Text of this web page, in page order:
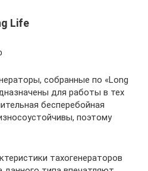
Life
собранные по «Long
для работы в тех
бесперебойная
поэтому
тахогенераторов